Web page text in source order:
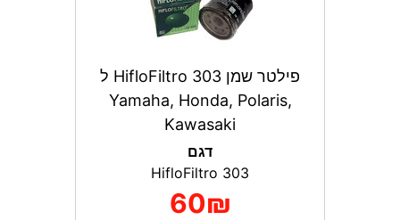
פילטר שמן HifloFiltro 303 ל
Yamaha, Honda, Polaris,
Kawasaki
דגם
60₪